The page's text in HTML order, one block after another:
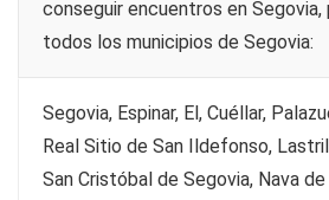
conseguir encuentros en
todos los municipios de Segovia:
Segovia, Espinar, El, Cuéllar,
Real Sitio de San Ildefonso,
San Cristóbal de Segovia, Nava